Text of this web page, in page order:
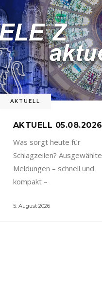
AKTUELL
AKTUELL 05.08.2026
Was sorgt heute für
Schlagzeilen? Ausgewählte
Meldungen – schnell und
kompakt –
5. August 2026